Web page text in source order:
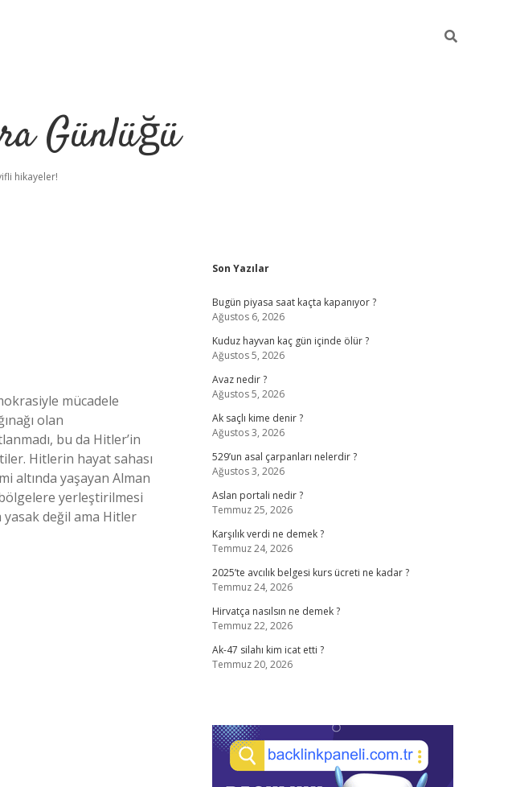
Günlüğü
hikayeler!
mücadele
olan
bu da Hitler’in
Hitlerin hayat sahası
altında yaşayan Alman
yerleştirilmesi
yasak değil ama Hitler
Sidebar
Son Yazılar
Bugün piyasa saat kaçta kapanıyor ?
Ağustos 6, 2026
Kuduz hayvan kaç gün içinde ölür ?
Ağustos 5, 2026
Avaz nedir ?
Ağustos 5, 2026
Ak saçlı kime denir ?
Ağustos 3, 2026
529’un asal çarpanları nelerdir ?
Ağustos 3, 2026
Aslan portali nedir ?
Temmuz 25, 2026
Karşılık verdi ne demek ?
Temmuz 24, 2026
2025’te avcılık belgesi kurs ücreti ne kadar ?
Temmuz 24, 2026
Hirvatça nasılsın ne demek ?
Temmuz 22, 2026
Ak-47 silahı kim icat etti ?
Temmuz 20, 2026